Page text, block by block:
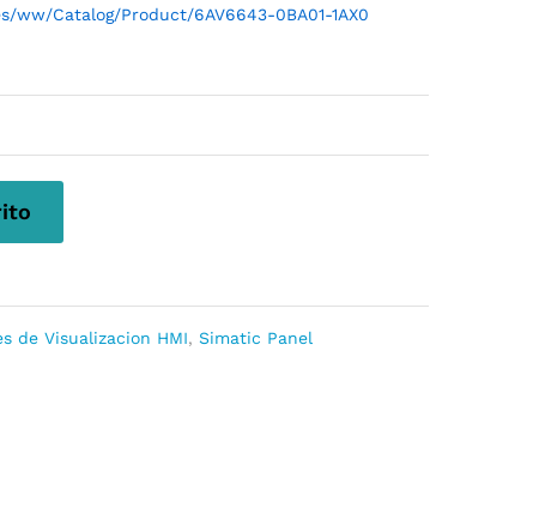
Catalog/Product/6AV6643-0BA01-1AX0
de Visualizacion HMI,Simatic Panel